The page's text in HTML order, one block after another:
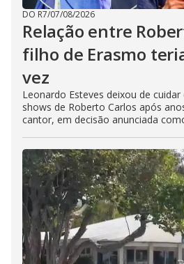
DO R7/07/08/2026
Relação entre
filho de Erasmo
vez
Leonardo Esteves deixou de
shows de Roberto Carlos após
cantor, em decisão anunciada